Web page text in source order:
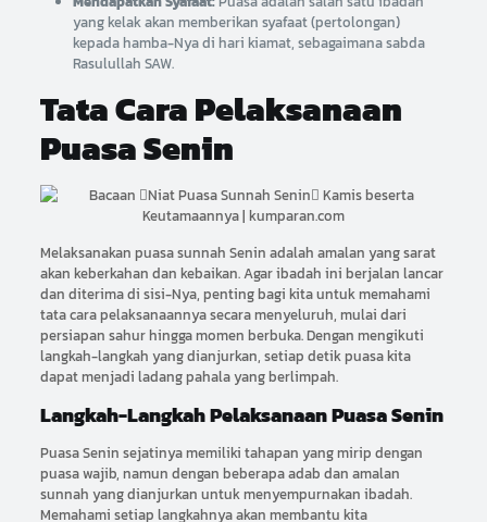
yang kelak akan memberikan syafaat (pertolongan)
kepada hamba-Nya di hari kiamat, sebagaimana sabda
Rasulullah SAW.
Tata Cara Pelaksanaan
Puasa Senin
Melaksanakan puasa sunnah Senin adalah amalan yang sarat
akan keberkahan dan kebaikan. Agar ibadah ini berjalan lancar
dan diterima di sisi-Nya, penting bagi kita untuk memahami
tata cara pelaksanaannya secara menyeluruh, mulai dari
persiapan sahur hingga momen berbuka. Dengan mengikuti
langkah-langkah yang dianjurkan, setiap detik puasa kita
dapat menjadi ladang pahala yang berlimpah.
Langkah-Langkah Pelaksanaan Puasa Senin
Puasa Senin sejatinya memiliki tahapan yang mirip dengan
puasa wajib, namun dengan beberapa adab dan amalan
sunnah yang dianjurkan untuk menyempurnakan ibadah.
Memahami setiap langkahnya akan membantu kita